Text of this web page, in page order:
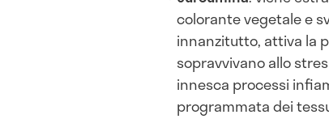
colorante vegetale e
innanzitutto, attiva la
sopravvivano allo
innesca processi
programmata dei